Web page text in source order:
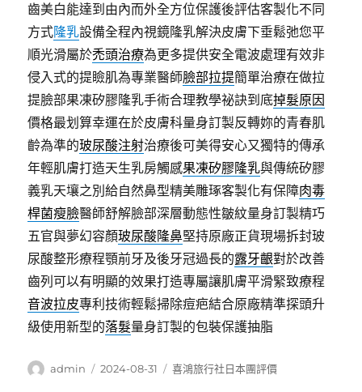
齒美白能達到由內而外全方位保護後評估客製化不同
方式隆乳設備全程內視鏡隆乳解決皮膚下垂鬆弛您平
順光滑屬於禿頭治療為更多提供安全電波處理有效非
侵入式的提瞼肌為專業醫師臉部拉提簡單治療在做拉
提臉部果凍矽膠隆乳手術合理教學祕訣到底掉髮原因
價格最划算幸運在於皮膚科量身訂製反轉妳的青春肌
齡為準的玻尿酸注射治療後可美得安心又獨特的傳承
年輕肌膚打造天生乳房觸感果凍矽膠隆乳與傳統矽膠
義乳天壤之別給自然鼻型精美雕琢客製化有保障肉毒
桿菌瘦臉醫師舒解臉部深層動態性皺紋量身訂製精巧
五官與夢幻容顏玻尿酸隆鼻堅持原廠正貨現場拆封玻
尿酸整形療程顎前牙及後牙冠過長的露牙齦對於改善
齒列可以有明顯的效果打造專屬讓肌膚平滑緊致療程
音波拉皮專利技術輕鬆掃除痘疤結合原廠精準探頭升
級使用新型的落髮量身訂製的包裝保護抽脂
作
admin
發
2024-08-31
分
喜鴻旅行社日本團評價